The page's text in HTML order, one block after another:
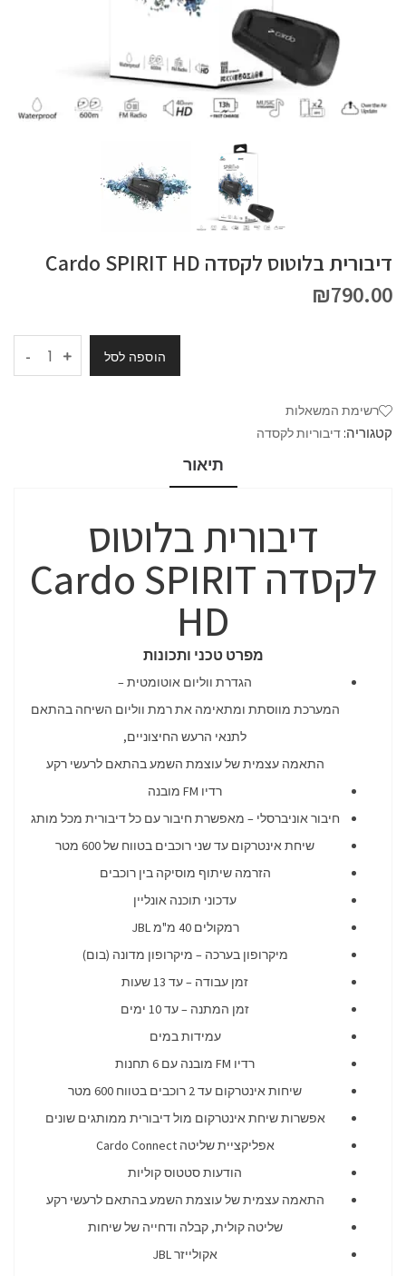
דיבורית בלוטוס לקסדה Cardo SPIRIT HD
₪790.00
- הוספה לסל
רשימת המשאלות
קטגוריה: דיבוריות לקסדה
תיאור
דיבורית בלוטוס
לקסדה Cardo SPIRIT
HD
מפרט טכני ותכונות
הגדרת ווליום אוטומטית –
המערכת מווסתת ומתאימה את רמת ווליום השיחה בהתאם
לתנאי הרעש החיצוניים,
התאמה עצמית של עוצמת השמע בהתאם לרעשי רקע
רדיו FM מובנה
חיבור אוניברסלי – מאפשרת חיבור עם כל דיבורית מכל מותג
שיחת אינטרקום עד שני רוכבים בטווח של 600 מטר
הזרמה שיתוף מוסיקה בין רוכבים
עדכוני תוכנה אונליין
רמקולים 40 מ"מ JBL
מיקרופון בערכה – מיקרופון מדונה (בום)
זמן עבודה – עד 13 שעות
זמן המתנה – עד 10 ימים
עמידות במים
רדיו FM מובנה עם 6 תחנות
שיחות אינטרקום עד 2 רוכבים בטווח 600 מטר
אפשרות שיחת אינטרקום מול דיבורית ממותגים שונים
אפליקציית שליטה Cardo Connect
הודעות סטטוס קוליות
התאמה עצמית של עוצמת השמע בהתאם לרעשי רקע
שליטה קולית, קבלה ודחייה של שיחות
אקולייזר JBL